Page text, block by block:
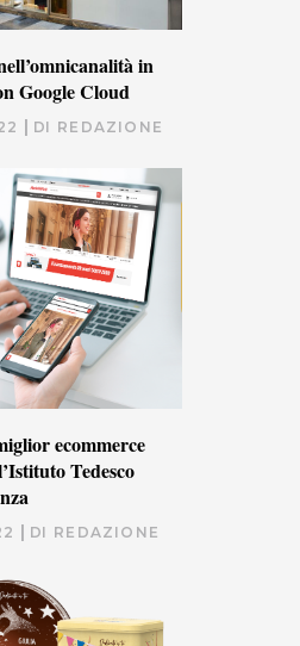
in
Google Cloud
DI REDAZIONE
ecommerce
Tedesco
DI REDAZIONE